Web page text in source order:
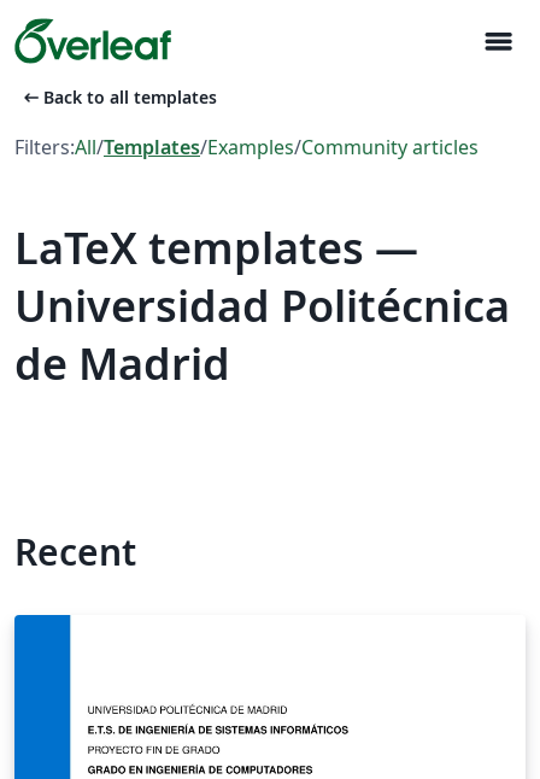
menu
arrow_left_alt Back to all templates
Filters:All/Templates/Examples/Community articles
LaTeX templates —
Universidad Politécnica
de Madrid
Recent